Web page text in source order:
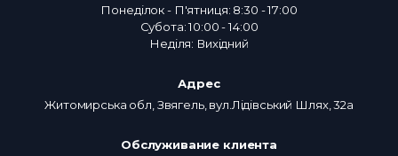
Понеділок - П'ятниця: 8:30 - 17:00
Субота: 10:00 - 14:00
Неділя: Вихідний
Адрес
Житомирська обл, Звягель, вул.Лідівський Шлях, 32а
Обслуживание клиента